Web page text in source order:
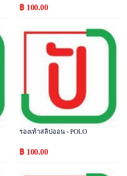
฿ 100.00
Popular
รองเท้าสลิปออน - POLO
฿ 100.00